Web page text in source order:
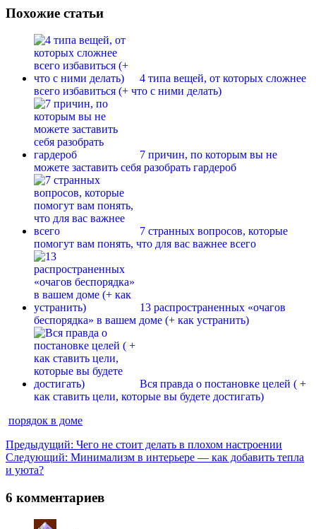
Похожие статьи
4 типа вещей, от которых сложнее
всего избавиться (+ что с ними делать)
7 причин, по которым вы не
можете заставить себя разобрать гардероб
7 странных вопросов, которые
помогут вам понять, что для вас важнее всего
13 распространенных «очагов
беспорядка» в вашем доме (+ как устранить)
Вся правда о постановке целей ( +
как ставить цели, которые вы будете достигать)
порядок в доме
Навигация
по
Предыдущий: Предыдущая
запись:
Чего не стоит делать в плохом настроении
Следующий: Следующая
Минимализм в интерьере — как добавить тепла
и уюта?
6 комментариев